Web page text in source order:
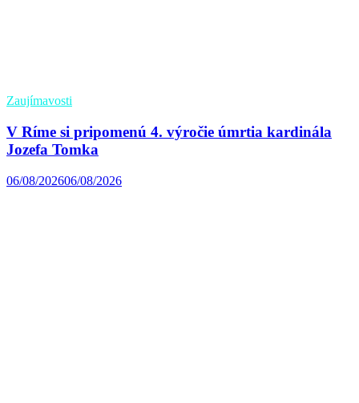
Zaujímavosti
V Ríme si pripomenú 4. výročie úmrtia kardinála
Jozefa Tomka
06/08/202606/08/2026